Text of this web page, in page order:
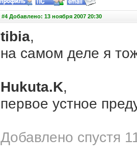
#4 Добавлено: 13 ноября 2007 20:30
tibia,
на самом деле я
Hukuta.K,
первое устное
Добавлено спустя